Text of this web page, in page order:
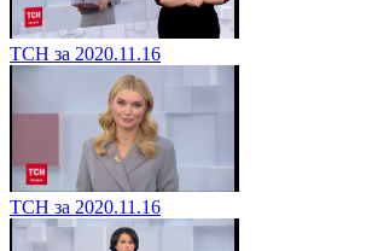
ТСН за 2020.11.16
ТСН за 2020.11.16